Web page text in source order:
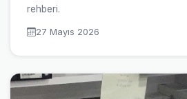
rehberi.
27 Mayıs 2026